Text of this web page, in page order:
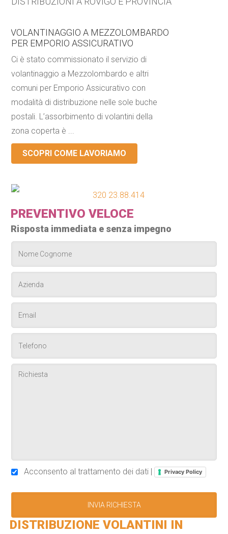
VOLANTINAGGIO A MEZZOLOMBARDO
PER EMPORIO ASSICURATIVO
Ci è stato commissionato il servizio di
volantinaggio a Mezzolombardo e altri
comuni per Emporio Assicurativo con
modalità di distribuzione nelle sole buche
postali. L’assorbimento di volantini della
zona coperta è ...
SCOPRI COME LAVORIAMO
320 23.88.414
PREVENTIVO VELOCE
Risposta immediata e senza impegno
Acconsento al trattamento dei dati | Privacy Policy
DISTRIBUZIONE VOLANTINI IN